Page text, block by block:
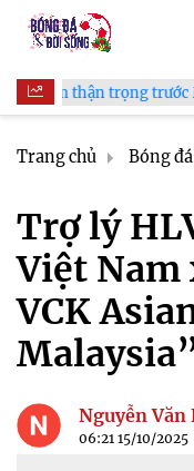
trước Malaysia ở bán
Trang chủ Bóng
Trợ lý
Việt Nam
VCK
Nguyễn Văn
06:21 15/10/2025